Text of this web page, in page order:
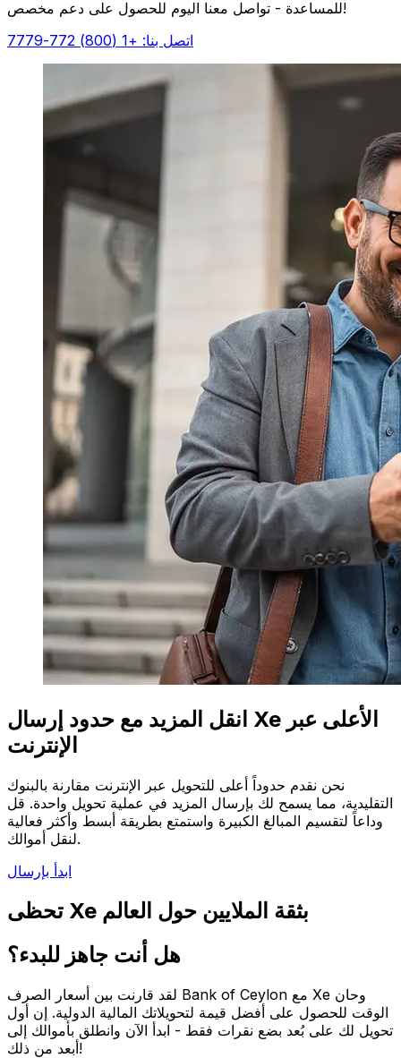
للمساعدة - تواصل معنا اليوم للحصول على دعم مخصص!
اتصل بنا: +1 (800) 772-7779
انقل المزيد مع حدود إرسال Xe الأعلى عبر
الإنترنت
نحن نقدم حدوداً أعلى للتحويل عبر الإنترنت مقارنة بالبنوك
التقليدية، مما يسمح لك بإرسال المزيد في عملية تحويل واحدة. قل
وداعاً لتقسيم المبالغ الكبيرة واستمتع بطريقة أبسط وأكثر فعالية
لنقل أموالك.
ابدأ بإرسال
تحظى Xe بثقة الملايين حول العالم
هل أنت جاهز للبدء؟
لقد قارنت بين أسعار الصرف Bank of Ceylon مع Xe وحان
الوقت للحصول على أفضل قيمة لتحويلاتك المالية الدولية. إن أول
تحويل لك على بُعد بضع نقرات فقط - ابدأ الآن وانطلق بأموالك إلى
أبعد من ذلك!